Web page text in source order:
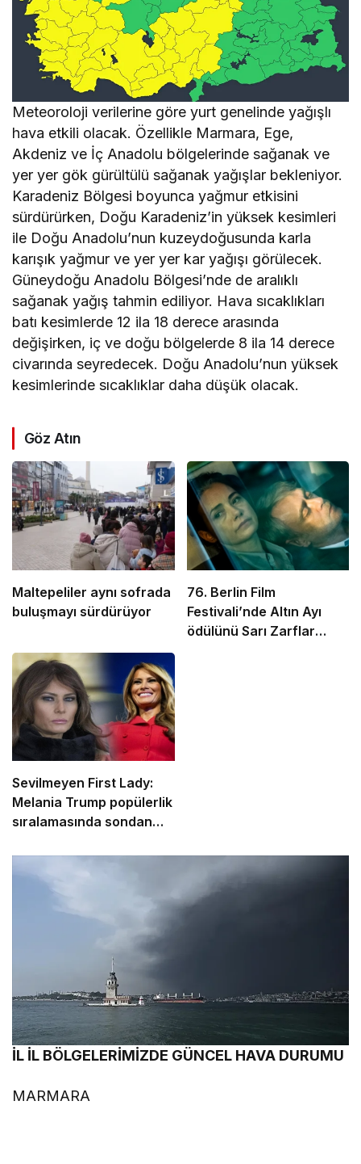
Meteoroloji verilerine göre yurt genelinde yağışlı
hava etkili olacak. Özellikle Marmara, Ege,
Akdeniz ve İç Anadolu bölgelerinde sağanak ve
yer yer gök gürültülü sağanak yağışlar bekleniyor.
Karadeniz Bölgesi boyunca yağmur etkisini
sürdürürken, Doğu Karadeniz’in yüksek kesimleri
ile Doğu Anadolu’nun kuzeydoğusunda karla
karışık yağmur ve yer yer kar yağışı görülecek.
Güneydoğu Anadolu Bölgesi’nde de aralıklı
sağanak yağış tahmin ediliyor. Hava sıcaklıkları
batı kesimlerde 12 ila 18 derece arasında
değişirken, iç ve doğu bölgelerde 8 ila 14 derece
civarında seyredecek. Doğu Anadolu’nun yüksek
kesimlerinde sıcaklıklar daha düşük olacak.
Göz Atın
Maltepeliler aynı sofrada
buluşmayı sürdürüyor
76. Berlin Film
Festivali’nde Altın Ayı
ödülünü Sarı Zarflar
Sevilmeyen First Lady:
Melania Trump popülerlik
sıralamasında sondan
İL İL BÖLGELERİMİZDE GÜNCEL HAVA DURUMU
MARMARA